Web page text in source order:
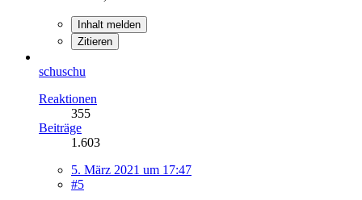
Inhalt melden
Zitieren
schuschu
Reaktionen
355
Beiträge
1.603
5. März 2021 um 17:47
#5